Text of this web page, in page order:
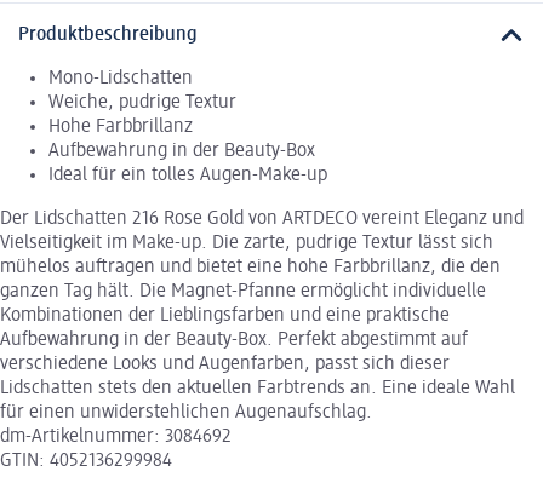
Produktbeschreibung
Mono-Lidschatten
Weiche, pudrige Textur
Hohe Farbbrillanz
Aufbewahrung in der Beauty-Box
Ideal für ein tolles Augen-Make-up
Der Lidschatten 216 Rose Gold von ARTDECO vereint Eleganz und
Vielseitigkeit im Make-up. Die zarte, pudrige Textur lässt sich
mühelos auftragen und bietet eine hohe Farbbrillanz, die den
ganzen Tag hält. Die Magnet-Pfanne ermöglicht individuelle
Kombinationen der Lieblingsfarben und eine praktische
Aufbewahrung in der Beauty-Box. Perfekt abgestimmt auf
verschiedene Looks und Augenfarben, passt sich dieser
Lidschatten stets den aktuellen Farbtrends an. Eine ideale Wahl
für einen unwiderstehlichen Augenaufschlag.
dm-Artikelnummer: 3084692
GTIN: 4052136299984